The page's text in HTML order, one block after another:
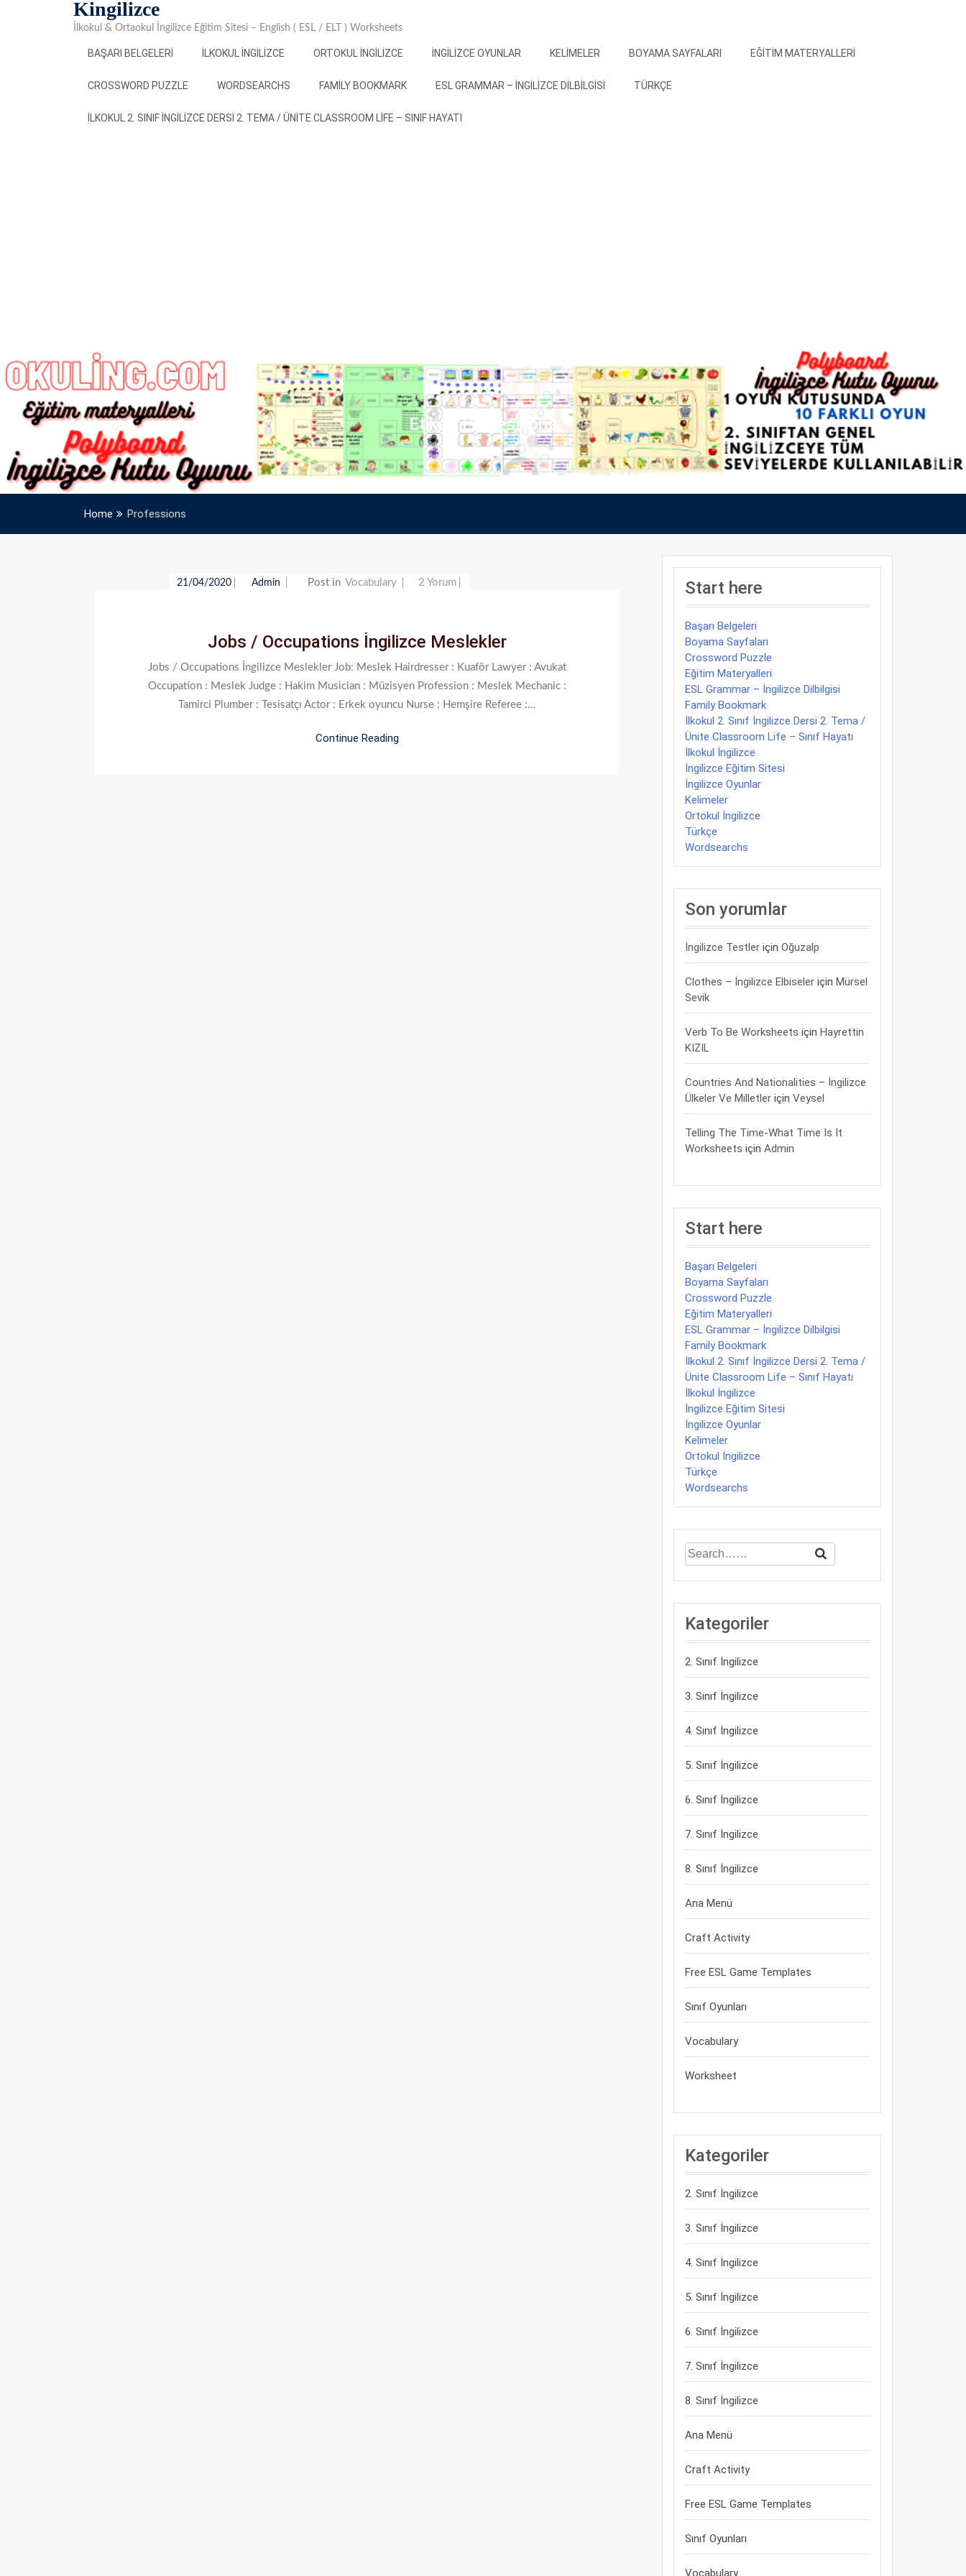
Kingilizce
İlkokul & Ortaokul İngilizce Eğitim Sitesi – English ( ESL / ELT ) Worksheets
BAŞARI BELGELERI İLKOKUL İNGILIZCE ORTOKUL İNGILIZCE İNGILIZCE OYUNLAR KELIMELER BOYAMA SAYFALARI EĞITIM MATERYALLERI
CROSSWORD PUZZLE WORDSEARCHS FAMILY BOOKMARK ESL GRAMMAR – İNGILIZCE DILBILGISI TÜRKÇE
İLKOKUL 2. SINIF İNGILIZCE DERSI 2. TEMA / ÜNITE CLASSROOM LIFE – SINIF HAYATI
Etiket:Professions
Home Professions
21/04/2020 Admin Post in Vocabulary
Jobs
İngilizce
2 Yorum
Jobs / Occupations İngilizce Meslekler
Jobs / Occupations İngilizce Meslekler Job: Meslek Hairdresser : Kuaför Lawyer : Avukat
Occupation : Meslek Judge : Hakim Musician : Müzisyen Profession : Meslek Mechanic :
Tamirci Plumber : Tesisatçı Actor : Erkek oyuncu Nurse : Hemşire Referee :…
Continue Reading
Start here
Başarı Belgeleri
Boyama Sayfaları
Crossword Puzzle
Eğitim Materyalleri
ESL Grammar – İngilizce Dilbilgisi
Family Bookmark
İlkokul 2. Sınıf İngilizce Dersi 2. Tema /
Ünite Classroom Life – Sınıf Hayatı
İlkokul İngilizce
İngilizce Eğitim Sitesi
İngilizce Oyunlar
Kelimeler
Ortokul İngilizce
Türkçe
Wordsearchs
Son yorumlar
İngilizce Testler için Oğuzalp
Clothes – İngilizce Elbiseler için Mürsel
Sevik
Verb To Be Worksheets için Hayrettin
KIZIL
Countries And Nationalities – İngilizce
Ülkeler Ve Milletler için Veysel
Telling The Time-What Time Is It
Worksheets için Admin
Start here
Başarı Belgeleri
Boyama Sayfaları
Crossword Puzzle
Eğitim Materyalleri
ESL Grammar – İngilizce Dilbilgisi
Family Bookmark
İlkokul 2. Sınıf İngilizce Dersi 2. Tema /
Ünite Classroom Life – Sınıf Hayatı
İlkokul İngilizce
İngilizce Eğitim Sitesi
İngilizce Oyunlar
Kelimeler
Ortokul İngilizce
Türkçe
Wordsearchs
Kategoriler
2. Sınıf İngilizce
3. Sınıf İngilizce
4. Sınıf İngilizce
5. Sınıf İngilizce
6. Sınıf İngilizce
7. Sınıf İngilizce
8. Sınıf İngilizce
Ana Menü
Craft Activity
Free ESL Game Templates
Sınıf Oyunları
Vocabulary
Worksheet
Kategoriler
2. Sınıf İngilizce
3. Sınıf İngilizce
4. Sınıf İngilizce
5. Sınıf İngilizce
6. Sınıf İngilizce
7. Sınıf İngilizce
8. Sınıf İngilizce
Ana Menü
Craft Activity
Free ESL Game Templates
Sınıf Oyunları
Vocabulary